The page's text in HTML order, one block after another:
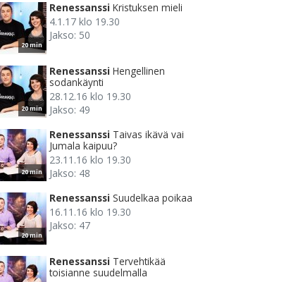
20 min
Renessanssi Kristuksen mieli
4.1.17 klo 19.30
Jakso: 50
20 min
Renessanssi Hengellinen
sodankäynti
28.12.16 klo 19.30
Jakso: 49
20 min
Renessanssi Taivas ikävä vai
Jumala kaipuu?
23.11.16 klo 19.30
Jakso: 48
20 min
Renessanssi Suudelkaa poikaa
16.11.16 klo 19.30
Jakso: 47
Renessanssi Tervehtikää
toisianne suudelmalla